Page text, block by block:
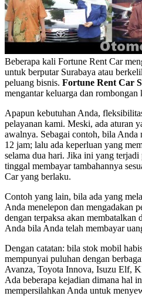
Beberapa kali Fortune Rent Car
untuk berputar Surabaya atau
peluang bisnis. Fortune Rent Car
mengantar keluarga dan rombongan
Apapun kebutuhan Anda,
pelayanan kami. Meski, ada aturan
awalnya. Sebagai contoh, bila Anda
12 jam; lalu ada keperluan yang
selama dua hari. Jika ini yang
tinggal membayar tambahannya
Car yang berlaku.
Contoh yang lain, bila ada yang
Anda menelepon dan mengadakan
dengan terpaksa akan membatalkan
Anda bila Anda telah membayar
Dengan catatan: bila stok mobil
mempunyai puluhan dengan
Avanza, Toyota Innova, Isuzu Elf,
Ada beberapa kejadian dimana hal
mempersilahkan Anda untuk